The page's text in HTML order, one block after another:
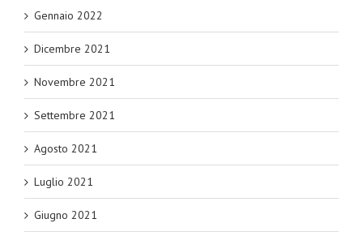
Gennaio 2022
Dicembre 2021
Novembre 2021
Settembre 2021
Agosto 2021
Luglio 2021
Giugno 2021